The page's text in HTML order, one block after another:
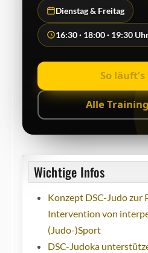
Dienstag & Freitag
16:30 · 18:00 · 19:30
So
Alle
Wichtige Infos
Konzept DSC-Judo zur
Intervention von
(Judo-)Sport
DSC-Judoka